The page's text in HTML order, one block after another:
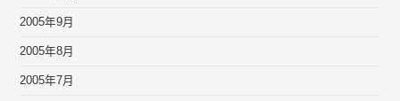
2005年9月
2005年8月
2005年7月